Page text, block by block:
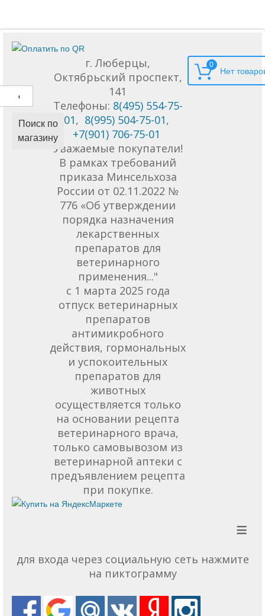
Поиск по
магазину
г. Люберцы,
Октябрьский проспект,
141
Телефоны: 8(495) 554-75-
01, 8(995) 504-75-01,
+7(901) 706-75-01
Уважаемые покупатели!
В рамках требований
приказа Минсельхоза
России от 02.11.2022 №
776 «Об утверждении
порядка назначения
лекарственных
препаратов для
ветеринарного
применения..."
с 1 марта 2025 года
отпуск ветеринарных
препаратов
антимикробного
действия, гормональных
и успокоительных
препаратов для
животных
осуществляется только
на основании рецепта
ветеринарного врача,
только самовывозом из
ветеринарной аптеки с
предъявлением рецепта
при покупке.
0
≡
для входа через социальную сеть нажмите
на пиктограмму